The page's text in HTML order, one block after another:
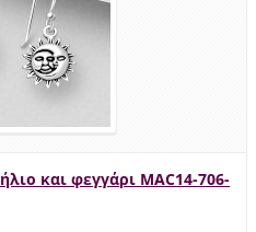
και φεγγάρι MAC14-706-